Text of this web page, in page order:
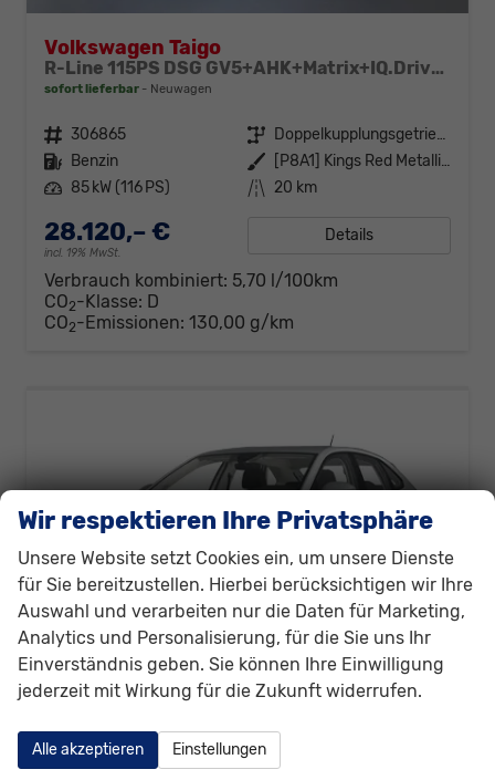
Volkswagen Taigo
R-Line 115PS DSG GV5+AHK+Matrix+IQ.Drive+Black+Keyless+Alu18+Cam+Sitzheiz
sofort lieferbar Neuwagen
Fahrzeugnr. 306865 Getriebe
Doppelkupplungsgetriebe (DSG)
Kraftstoff Benzin Außenfarbe
[P8A1] Kings Red Metallic / Dach Schwarz
Leistung 85 kW (116 PS) Kilometerstand 20 km
28.120,– €
incl. 19% MwSt.
Details
Verbrauch kombiniert: 5,70 l/100km
CO2-Klasse: D
CO2-Emissionen: 130,00 g/km
unverbindliche Lieferzeit: 9 Monate
Wir respektieren Ihre Privatsphäre
Unsere Website setzt Cookies ein, um unsere Dienste
für Sie bereitzustellen. Hierbei berücksichtigen wir Ihre
Auswahl und verarbeiten nur die Daten für Marketing,
Analytics und Personalisierung, für die Sie uns Ihr
Einverständnis geben. Sie können Ihre Einwilligung
jederzeit mit Wirkung für die Zukunft widerrufen.
Alle akzeptieren Einstellungen